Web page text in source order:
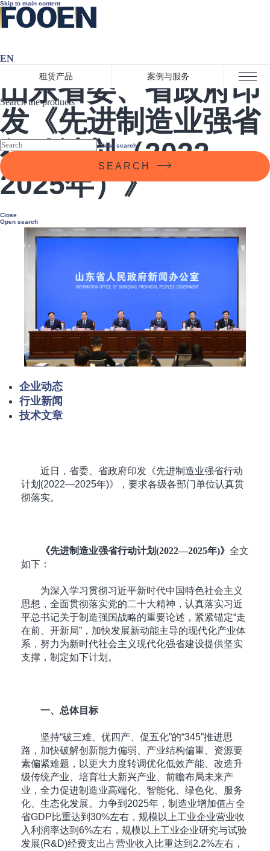
Skip to main content
租赁产品 案例与服务
Close menu
EN
Search the products
Clear search
SEARCH
Close
Open search
2022-11-16 10:50:00
山东省委、省政府印
发《先进制造业强省
行动计划（2022—
2025年）》
企业动态
行业新闻
技术文章
近日，省委、省政府印发《先进制造业强省行动
计划(2022—2025年)》，要求各级各部门单位认真贯
彻落实。
《先进制造业强省行动计划(2022—2025年)》 全文
如下：
为深入学习贯彻习近平新时代中国特色社会主义
思想，全面贯彻落实党的二十大精神，认真落实习近
平总书记关于制造强国战略的重要论述，紧紧锚定“走
在前、开新局”，加快发展新动能主导的现代化产业体
系，努力为新时代社会主义现代化强省建设提供坚实
支撑，制定如下计划。
一、总体目标
坚持“破三难、优四产、促五化”的“345”推进思
路，加快破解创新能力偏弱、产业结构偏重、资源要
素偏紧难题，以更大力度转调优化低效产能、改造升
级传统产业、培育壮大新兴产业、前瞻布局未来产
业，全力促进制造业高端化、智能化、绿色化、服务
化、生态化发展。力争到2025年，制造业增加值占全
省GDP比重达到30%左右，规模以上工业企业营业收
入利润率达到6%左右，规模以上工业企业研究与试验
发展(R&D)经费支出占营业收入比重达到2.2%左右，